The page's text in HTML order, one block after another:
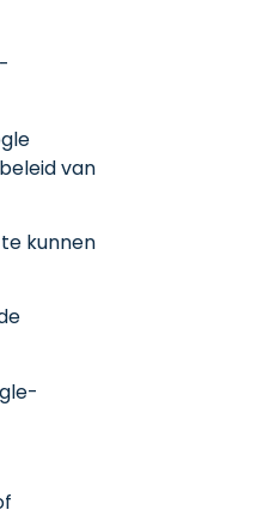
van
kunnen